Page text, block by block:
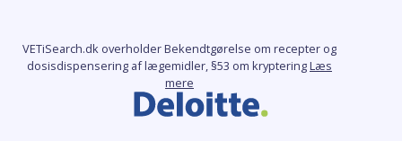
VETiSearch.dk overholder Bekendtgørelse om recepter og
dosisdispensering af lægemidler, §53 om krypteringLæs
mere